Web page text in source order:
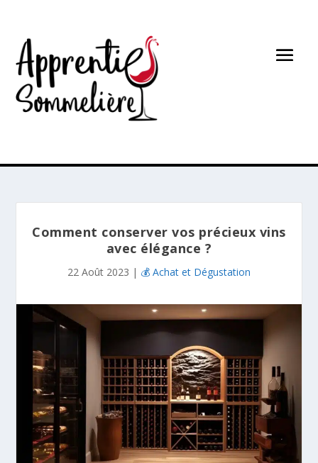
Comment conserver vos précieux vins
avec élégance ?
22 Août 2023 | 💰 Achat et Dégustation